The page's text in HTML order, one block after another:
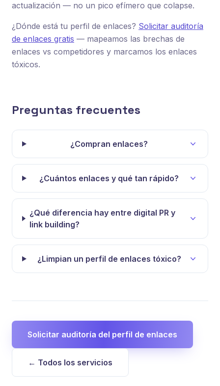
actualización — no un pico efímero que colapse.
¿Dónde está tu perfil de enlaces? Solicitar auditoría
de enlaces gratis — mapeamos las brechas de
enlaces vs competidores y marcamos los enlaces
tóxicos.
Preguntas frecuentes
¿Compran enlaces?
¿Cuántos enlaces y qué tan rápido?
¿Qué diferencia hay entre digital PR y
link building?
¿Limpian un perfil de enlaces tóxico?
Solicitar auditoría del perfil de enlaces
← Todos los servicios